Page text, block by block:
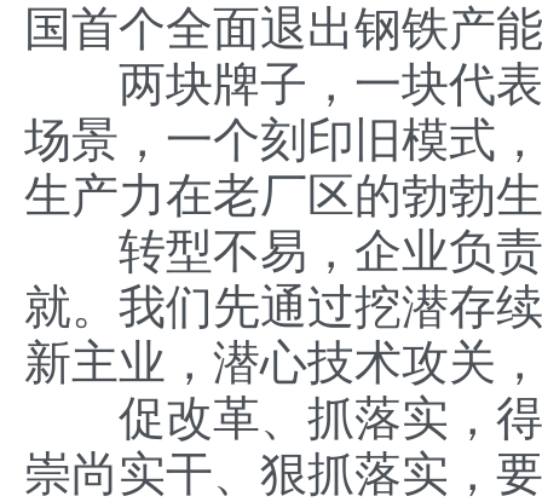
国首个全面退出钢铁产
两块牌子，一块代表
场景，一个刻印旧模式
生产力在老厂区的勃勃
转型不易，企业负责
就。我们先通过挖潜存
新主业，潜心技术攻关
促改革、抓落实，得
崇尚实干、狠抓落实，